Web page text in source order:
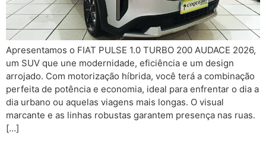
Apresentamos o FIAT PULSE 1.0 TURBO 200 AUDACE 2026,
um SUV que une modernidade, eficiência e um design
arrojado. Com motorização híbrida, você terá a combinação
perfeita de potência e economia, ideal para enfrentar o dia a
dia urbano ou aquelas viagens mais longas. O visual
marcante e as linhas robustas garantem presença nas ruas.
[…]